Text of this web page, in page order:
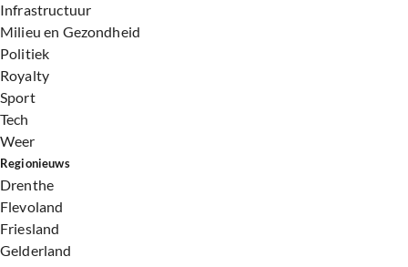
Infrastructuur
Milieu en Gezondheid
Politiek
Royalty
Sport
Tech
Weer
Regionieuws
Drenthe
Flevoland
Friesland
Gelderland